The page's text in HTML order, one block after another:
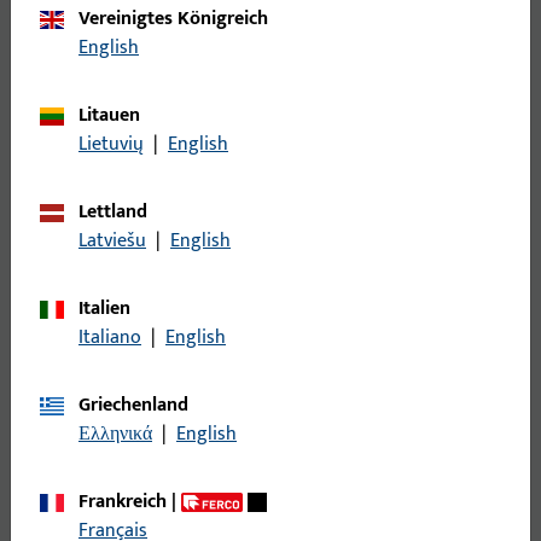
Zu den Motorschlössern für Holz- und
Stahltüren
Mit langlebiger Qualität und Variantenvielfalt
bieten unsere Motorschlösser eine zuverlässige
Lösung für stark frequentierte Türen.
Vereinigtes Königreich
English
Litauen
Lietuvių | English
Lettland
Latviešu | English
Italien
Italiano | English
Griechenland
Ελληνικά | English
Frankreich|
Français